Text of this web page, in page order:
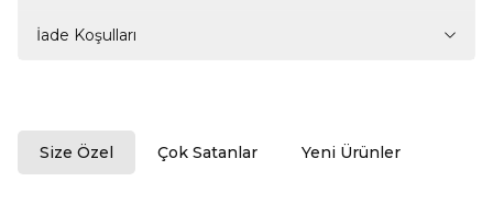
İade Koşulları
Size Özel Çok Satanlar Yeni Ürünler